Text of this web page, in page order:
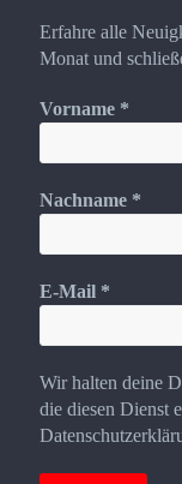
Erfahre alle
Monat und
Vorname *
Nachname *
E-Mail *
Wir halten deine
die diesen Dienst